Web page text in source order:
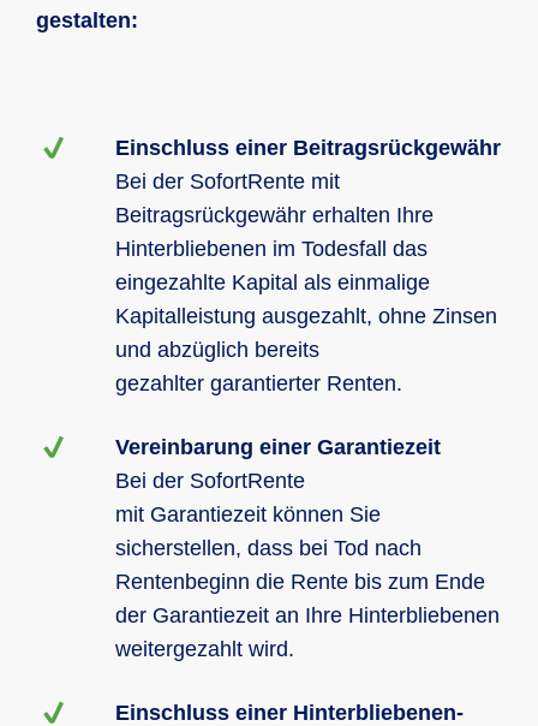
gestalten:
Einschluss einer Beitragsrückgewähr
Bei der SofortRente mit
Beitragsrückgewähr erhalten Ihre
Hinterbliebenen im Todesfall das
eingezahlte Kapital als einmalige
Kapitalleistung ausgezahlt, ohne Zinsen
und abzüglich bereits
gezahlter garantierter Renten.
Vereinbarung einer Garantiezeit
Bei der SofortRente
mit Garantiezeit können Sie
sicherstellen, dass bei Tod nach
Rentenbeginn die Rente bis zum Ende
der Garantiezeit an Ihre Hinterbliebenen
weitergezahlt wird.
Einschluss einer Hinterbliebenen-